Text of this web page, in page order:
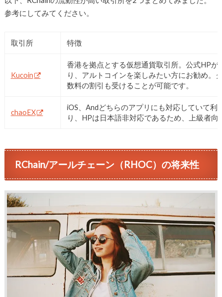
参考にしてみてください。
取引所 特徴
Kucoin
香港を拠点とする仮想通貨取引所。公式HP
り、アルトコインを楽しみたい方にお勧め。
数料の割引も受けることが可能です。
chaoEX
iOS、Andどちらのアプリにも対応していて
り、HPは日本語非対応であるため、上級者向
RChain/アールチェーン（RHOC）の将来性